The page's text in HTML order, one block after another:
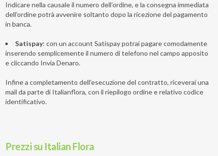
Indicare nella causale il numero dell’ordine, e la consegna immediata
dell’ordine potrà avvenire soltanto dopo la ricezione del pagamento
in banca.
Satispay: con un account Satispay potrai pagare comodamente
inserendo semplicemente il numero di telefono nel campo apposito
e cliccando Invia Denaro.
Infine a completamento dell'esecuzione del contratto, riceverai una
mail da parte di Italianflora, con il riepilogo ordine e relativo codice
identificativo.
Prezzi su Italian Flora